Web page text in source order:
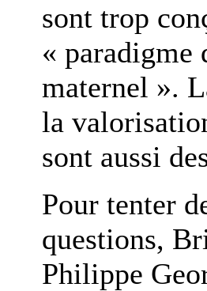
sont trop
« paradigme
maternel ».
la
sont aussi
Pour tenter
questions,
Philippe